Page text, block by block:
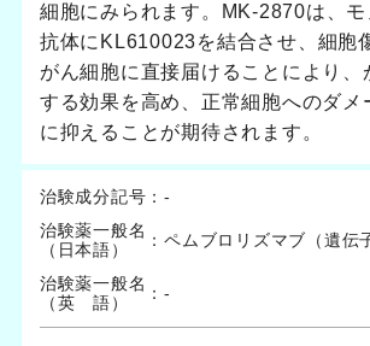
細胞にみられます。MK-2870は、
抗体にKL610023を結合させ、細胞
がん細胞に直接届けることにより、
する効果を高め、正常細胞へのダメ
に抑えることが期待されます。
治験成分記号 ：-
治験薬一般名
（日本語）
：ペムブロリズマブ（遺伝
治験薬一般名
（英 語）
：-